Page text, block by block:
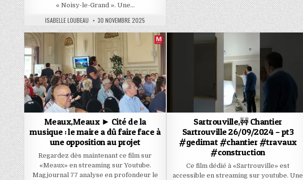
« Noisy-le-Grand ». Une…
AUTHOR:
ISABELLE LOUBEAU PUBLISHED
DATE:
30 NOVEMBRE 2025
Meaux,Meaux ► Cité de la
musique : le maire a dû faire face à
une opposition au projet
Regardez dès maintenant ce film sur
«Meaux» en streaming sur Youtube.
Magjournal 77 analyse en profondeur le
Sartrouville,🚧 Chantier
Sartrouville 26/09/2024 – pt3
#gedimat #chantier #travaux
#construction
Ce film dédié à «Sartrouville» est
accessible en streaming sur youtube. Une